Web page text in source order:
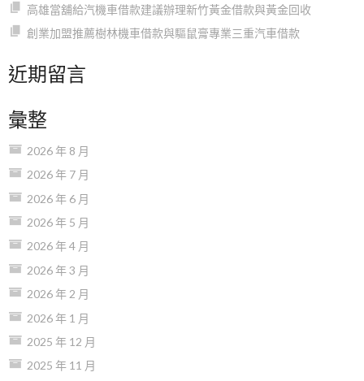
高雄當舖給汽機車借款建議辦理新竹黃金借款與黃金回收
創業加盟推薦樹林機車借款與驅鼠膏專業三重汽車借款
近期留言
彙整
2026 年 8 月
2026 年 7 月
2026 年 6 月
2026 年 5 月
2026 年 4 月
2026 年 3 月
2026 年 2 月
2026 年 1 月
2025 年 12 月
2025 年 11 月